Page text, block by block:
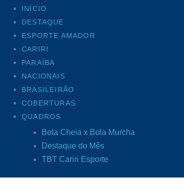
INÍCIO
DESTAQUE
ESPORTE AMADOR
CARIRI
PARAÍBA
NACIONAIS
BRASILEIRÃO
COBERTURAS
QUADROS
Bola Cheia x Bola Murcha
Destaque do Mês
TBT Cariri Esporte